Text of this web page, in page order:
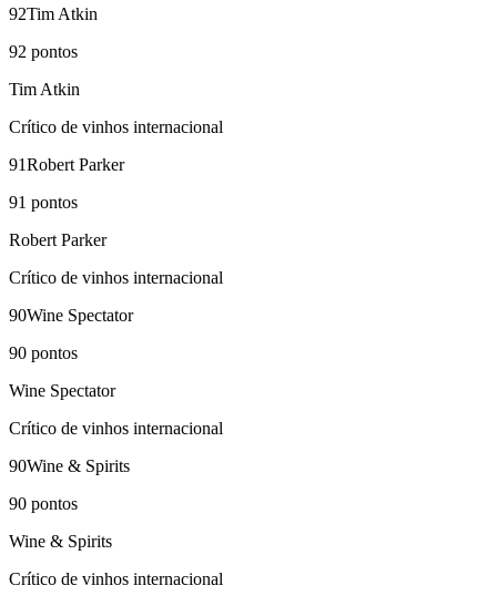
92Tim Atkin
92 pontos
Tim Atkin
Crítico de vinhos internacional
91Robert Parker
91 pontos
Robert Parker
Crítico de vinhos internacional
90Wine Spectator
90 pontos
Wine Spectator
Crítico de vinhos internacional
90Wine & Spirits
90 pontos
Wine & Spirits
Crítico de vinhos internacional